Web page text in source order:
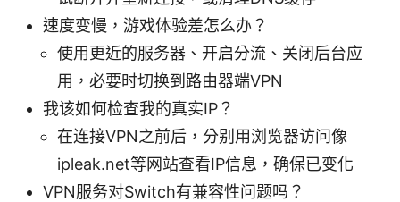
速度变慢，游戏体验差怎么办？
使用更近的服务器、开启分流、关闭后台应
用，必要时切换到路由器端VPN
我该如何检查我的真实IP？
在连接VPN之前后，分别用浏览器访问像
ipleak.net等网站查看IP信息，确保已变化
VPN服务对Switch有兼容性问题吗？